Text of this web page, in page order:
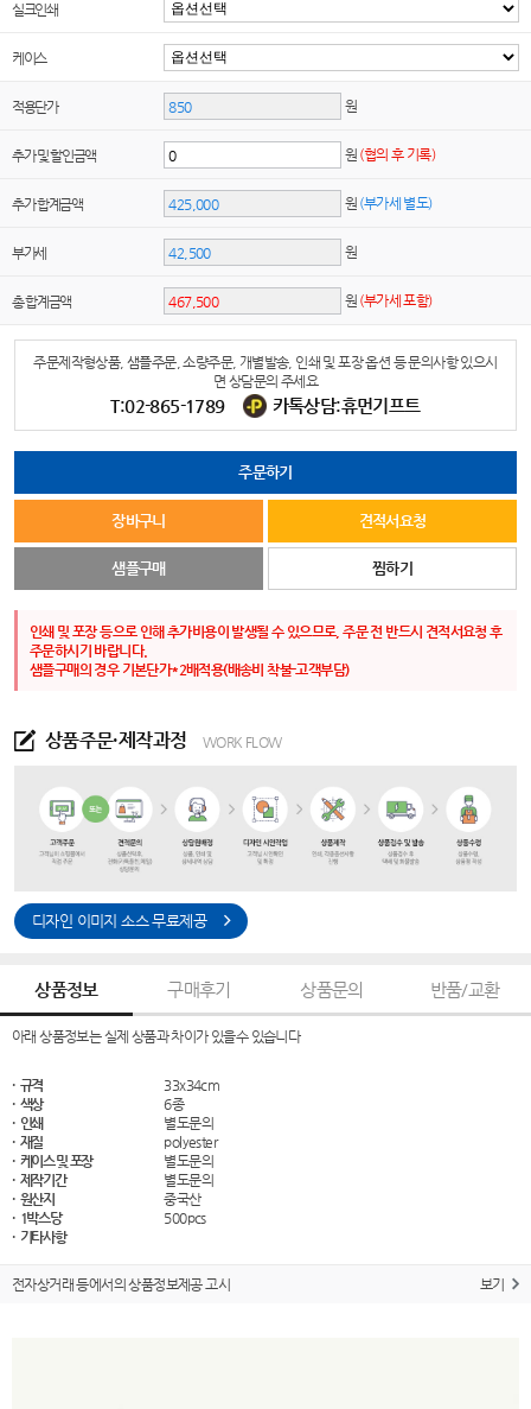
실크인쇄
케이스
적용단가 원
추가 및 할인금액 원 (협의 후 기록)
추가 합계금액 원 (부가세 별도)
부가세 원
총 합계금액 원 (부가세 포함)
주문제작형상품, 샘플주문, 소량주문, 개별발송, 인쇄 및 포장 옵션 등 문의사항 있으시
면 상담문의 주세요
T:02-865-1789 카톡상담:휴먼기프트
주문하기
장바구니 견적서요청
샘플구매 찜하기
인쇄 및 포장 등으로 인해 추가비용이 발생될 수 있으므로, 주문 전 반드시 견적서요청 후
주문하시기 바랍니다.
샘플구매의 경우 기본단가*2배적용(배송비 착불-고객부담)
상품주문·제작과정 WORK FLOW
디자인 이미지 소스 무료제공
상품정보 구매후기 상품문의 반품/교환
아래 상품정보는 실제 상품과 차이가 있을수 있습니다
· 규격
33x34cm
· 색상
6종
· 인쇄
별도문의
· 재질
polyester
· 케이스 및 포장
별도문의
· 제작기간
별도문의
· 원산지
중국산
· 1박스당
500pcs
· 기타사항
전자상거래 등에서의 상품정보제공 고시 보기